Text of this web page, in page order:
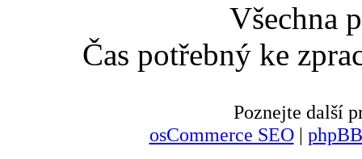
Všechna
Čas potřebný ke
Poznejte další
osCommerce SEO|